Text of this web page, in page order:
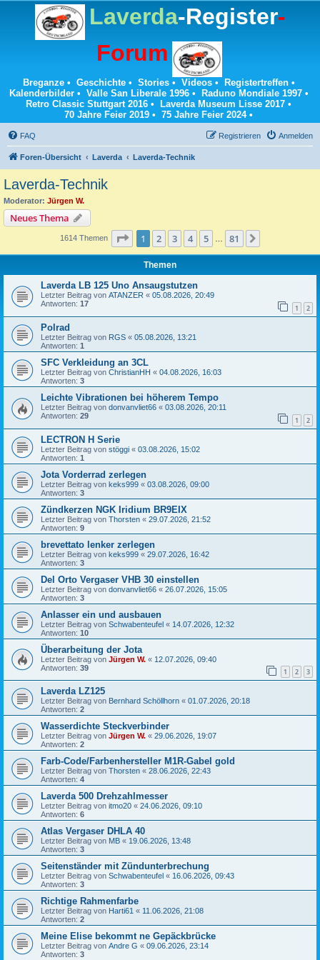
Laverda-Register-
Forum
Breganze• Geschichte• Stories• Videos• Registertreffen•
Kalenderbilder• Valle San Liberale 1996• Raduno Mondiale 1997•
Retro Classic Stuttgart 2016 • Laverda Museum Lisse 2017 •
70 Jahre Feier 2019 • 75 Jahre Feier 2024•
FAQ Anmelden
Registrieren
Foren-Übersicht Laverda Laverda-Technik
Laverda-Technik
Moderator: Jürgen W.
Neues Thema
1614 Themen Seite 1von 81
1 2 3 4 5 81
Themen
Laverda LB 125 Uno Ansaugstutzen
Letzter Beitrag von ATANZER « 05.08.2026, 20:49
Antworten: 17 1 2
Polrad
Letzter Beitrag von RGS « 05.08.2026, 13:21
Antworten: 1
SFC Verkleidung an 3CL
Letzter Beitrag von ChristianHH « 04.08.2026, 16:03
Antworten: 3
Leichte Vibrationen bei höherem Tempo
Letzter Beitrag von donvanvliet66 « 03.08.2026, 20:11
Antworten: 29 1 2
LECTRON H Serie
Letzter Beitrag von stöggi « 03.08.2026, 15:02
Antworten: 1
Jota Vorderrad zerlegen
Letzter Beitrag von keks999 « 03.08.2026, 09:00
Antworten: 3
Zündkerzen NGK Iridium BR9EIX
Letzter Beitrag von Thorsten « 29.07.2026, 21:52
Antworten: 9
brevettato lenker zerlegen
Letzter Beitrag von keks999 « 29.07.2026, 16:42
Antworten: 3
Del Orto Vergaser VHB 30 einstellen
Letzter Beitrag von donvanvliet66 « 26.07.2026, 15:05
Antworten: 3
Anlasser ein und ausbauen
Letzter Beitrag von Schwabenteufel « 14.07.2026, 12:32
Antworten: 10
Überarbeitung der Jota
Letzter Beitrag von Jürgen W. « 12.07.2026, 09:40
Antworten: 39 1 2 3
Laverda LZ125
Letzter Beitrag von Bernhard Schöllhorn « 01.07.2026, 20:18
Antworten: 2
Wasserdichte Steckverbinder
Letzter Beitrag von Jürgen W. « 29.06.2026, 19:07
Antworten: 2
Farb-Code/Farbenhersteller M1R-Gabel gold
Letzter Beitrag von Thorsten « 28.06.2026, 22:43
Antworten: 4
Laverda 500 Drehzahlmesser
Letzter Beitrag von itmo20 « 24.06.2026, 09:10
Antworten: 6
Atlas Vergaser DHLA 40
Letzter Beitrag von MB « 19.06.2026, 13:48
Antworten: 3
Seitenständer mit Zündunterbrechung
Letzter Beitrag von Schwabenteufel « 16.06.2026, 09:43
Antworten: 3
Richtige Rahmenfarbe
Letzter Beitrag von Harti61 « 11.06.2026, 21:08
Antworten: 2
Meine Elise bekommt ne Gepäckbrücke
Letzter Beitrag von Andre G « 09.06.2026, 23:14
Antworten: 3